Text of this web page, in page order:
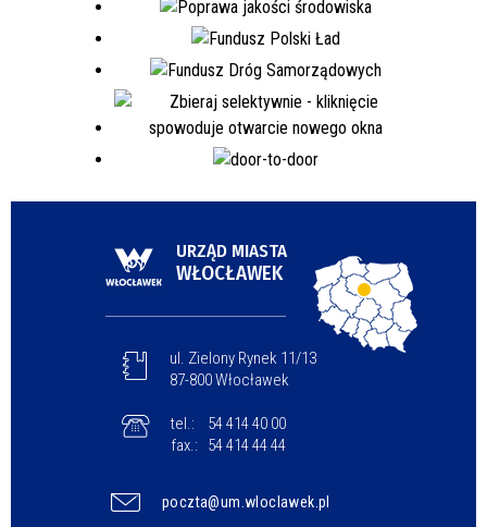
URZĄD MIASTA
WŁOCŁAWEK
ul. Zielony Rynek 11/13
87-800 Włocławek
tel.:
54 414 40 00
fax.:
54 414 44 44
poczta@um.wloclawek.pl